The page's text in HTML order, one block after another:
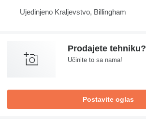
Ujedinjeno Kraljevstvo, Billingham
Prodajete tehniku?
Učinite to sa nama!
Postavite oglas